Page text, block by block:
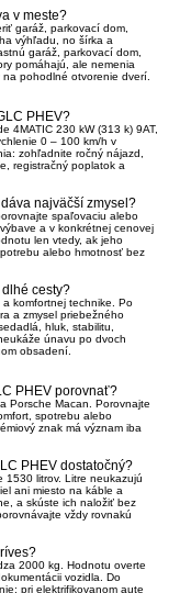
v meste?
garáž, parkovací dom,
výhľadu, no šírka a
garáž, parkovací dom,
pomáhajú, ale nemenia
pohodlné otvorenie dverí.
PHEV?
4MATIC 230 kW (313 k) 9AT,
0 – 100 km/h v
zohľadnite ročný nájazd,
registračný poplatok a
najväčší zmysel?
spaľovaciu alebo
a v konkrétnej cenovej
len vtedy, ak jeho
alebo hmotnosť bez
cesty?
komfortnej technike. Po
a zmysel priebežného
hluk, stabilitu,
únavu po dvoch
obsadení.
PHEV porovnať?
Porsche Macan. Porovnajte
spotrebu alebo
znak má význam iba
PHEV dostatočný?
1530 litrov. Litre neukazujú
ani miesto na káble a
a skúste ich naložiť bez
vždy rovnakú
2000 kg. Hodnotu overte
vozidla. Do
pri elektrifikovanom aute